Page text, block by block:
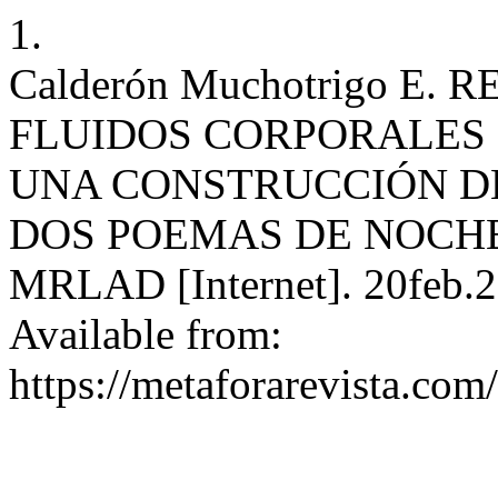
1.
Calderón Muchotrigo E.
FLUIDOS
UNA CONSTRUCCIÓN
DOS POEMAS DE
MRLAD [Internet].
Available from:
https://